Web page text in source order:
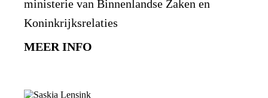
ministerie van Binnenlandse Zaken en
Koninkrijksrelaties
MEER INFO